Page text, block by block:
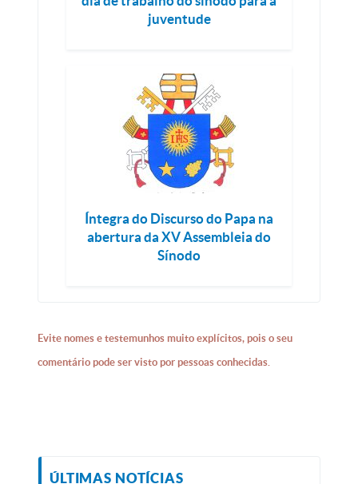
juventude
Íntegra do Discurso do Papa na
abertura da XV Assembleia do
Sínodo
Evite nomes e testemunhos muito explícitos, pois o seu
comentário pode ser visto por pessoas conhecidas.
ÚLTIMAS NOTÍCIAS